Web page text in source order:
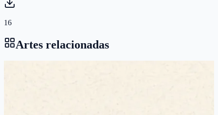
16
Artes relacionadas